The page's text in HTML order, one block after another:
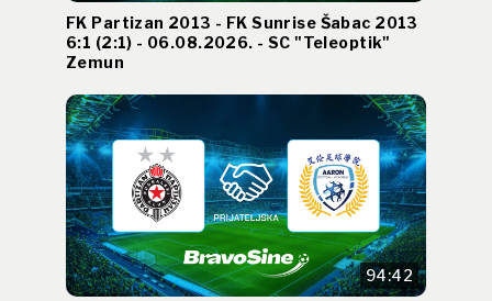
FK Partizan 2013 - FK Sunrise Šabac 2013
6:1 (2:1) - 06.08.2026. - SC "Teleoptik"
Zemun
94:42